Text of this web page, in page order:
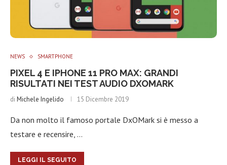
NEWS SMARTPHONE
PIXEL 4 E IPHONE 11 PRO MAX: GRANDI
RISULTATI NEI TEST AUDIO DXOMARK
di Michele Ingelido 15 Dicembre 2019
Da non molto il famoso portale DxOMark si è messo a
testare e recensire, …
LEGGI IL SEGUITO